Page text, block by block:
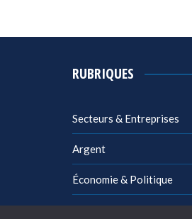
RUBRIQUES
Secteurs & Entreprises
Argent
Économie & Politique
Management